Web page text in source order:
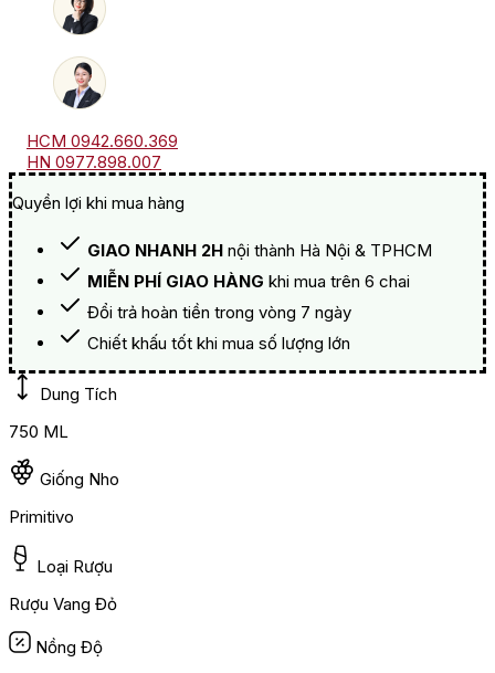
HCM 0942.660.369
HN 0977.898.007
Quyền lợi khi mua hàng
GIAO NHANH 2H nội thành Hà Nội & TPHCM
MIỄN PHÍ GIAO HÀNG khi mua trên 6 chai
Đổi trả hoàn tiền trong vòng 7 ngày
Chiết khấu tốt khi mua số lượng lớn
Dung Tích
750 ML
Giống Nho
Primitivo
Loại Rượu
Rượu Vang Đỏ
Nồng Độ